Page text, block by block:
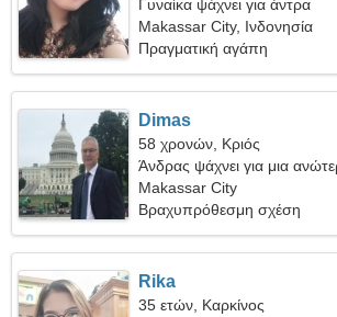
Γυναίκα ψάχνει για άντρα
Makassar City, Ινδονησία
Πραγματική αγάπη
Dimas
58 χρονών, Κριός
Άνδρας ψάχνει για μια
Makassar City
Βραχυπρόθεσμη σχέση
Rika
35 ετών, Καρκίνος